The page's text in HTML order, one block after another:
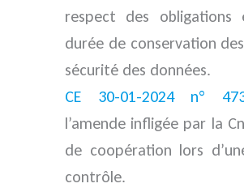
respect des
durée de conservation
sécurité des données.
CE 30-01-2024 n°
l’amende infligée par la
de coopération lors
contrôle.